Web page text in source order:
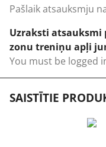
Pašlaik atsauksmju
Uzraksti atsauksmi
zonu treniņu apļi
You must be logged
SAISTĪTIE